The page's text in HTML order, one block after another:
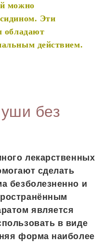
можно
Эти
обладают
действием.
без
лекарственных
сделать
безболезненно и
является
в виде
форма наиболее